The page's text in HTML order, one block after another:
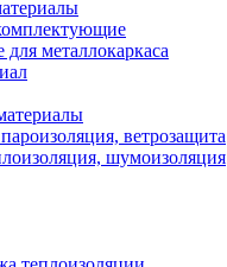
металлокаркаса
ветрозащита
шумоизоляция